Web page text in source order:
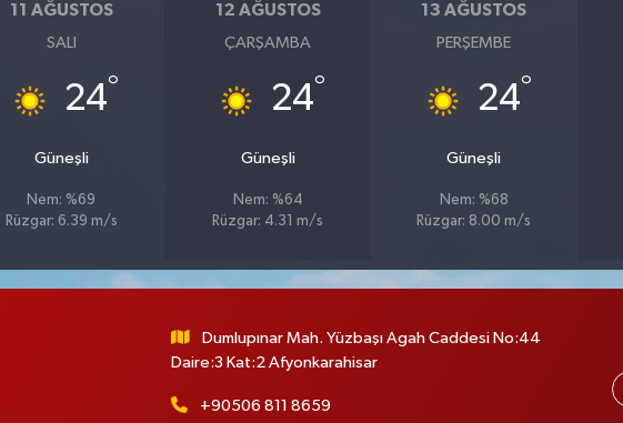
11 AĞUSTOS
SALI
24°
Güneşli
Nem: %69
Rüzgar: 6.39 m/s
12 AĞUSTOS
ÇARŞAMBA
24°
Güneşli
Nem: %64
Rüzgar: 4.31 m/s
13 AĞUSTOS
PERŞEMBE
24°
Güneşli
Nem: %68
Rüzgar: 8.00 m/s
Dumlupınar Mah. Yüzbaşı Agah Caddesi No:44
Daire:3 Kat:2 Afyonkarahisar
+90506 811 8659